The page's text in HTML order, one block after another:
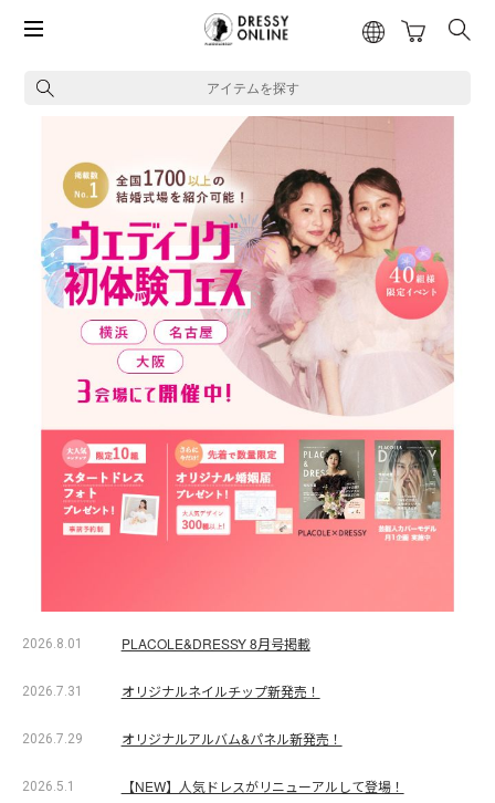
アイテムを探す
2026.8.01 PLACOLE&DRESSY 8月号掲載
2026.7.31 オリジナルネイルチップ新発売！
2026.7.29 オリジナルアルバム&パネル新発売！
2026.5.1 【NEW】人気ドレスがリニューアルして登場！